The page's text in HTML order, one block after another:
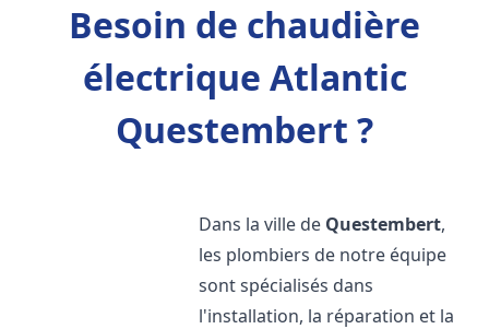
Besoin de chaudière
électrique Atlantic
Questembert ?
Dans la ville de Questembert,
les plombiers de notre équipe
sont spécialisés dans
l'installation, la réparation et la